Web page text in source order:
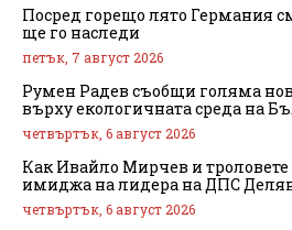
Посред горещо лято Германия
ще го наследи
петък, 7 август 2026
Румен Радев съобщи голяма
върху екологичната среда на
четвъртък, 6 август 2026
Как Ивайло Мирчев и троловете
имиджа на лидера на ДПС
четвъртък, 6 август 2026